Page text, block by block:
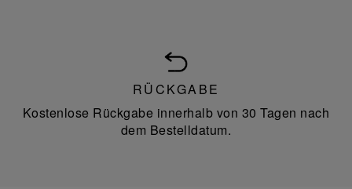
RÜCKGABE
Kostenlose Rückgabe innerhalb von 30 Tagen nach
dem Bestelldatum.